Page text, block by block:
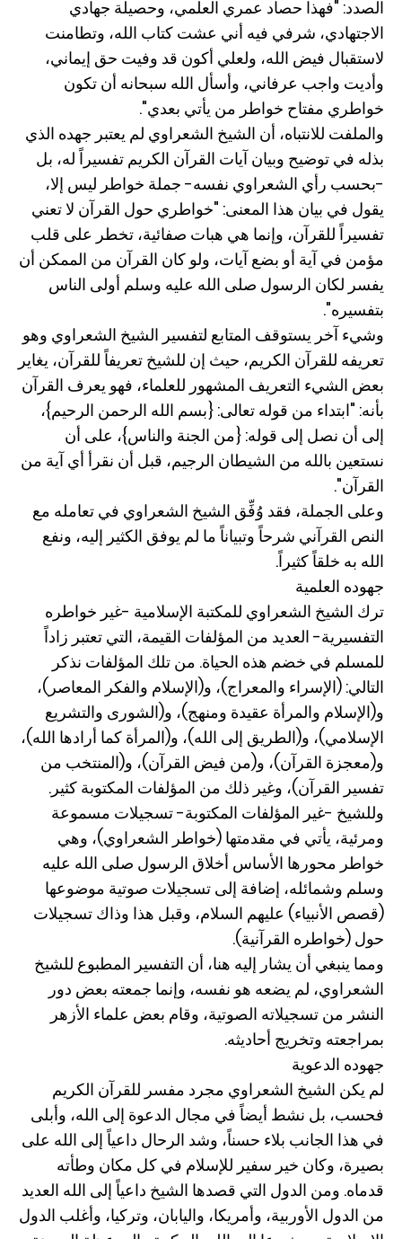
الصدد: "فهذا حصاد عمري العلمي، وحصيلة جهادي
الاجتهادي، شرفي فيه أني عشت كتاب الله، وتطامنت
لاستقبال فيض الله، ولعلي أكون قد وفيت حق إيماني،
وأديت واجب عرفاني، وأسأل الله سبحانه أن تكون
خواطري مفتاح خواطر من يأتي بعدي".
والملفت للانتباه، أن الشيخ الشعراوي لم يعتبر جهده الذي
بذله في توضيح وبيان آيات القرآن الكريم تفسيراً له، بل
-بحسب رأي الشعراوي نفسه- جملة خواطر ليس إلا،
يقول في بيان هذا المعنى: "خواطري حول القرآن لا تعني
تفسيراً للقرآن، وإنما هي هبات صفائية، تخطر على قلب
مؤمن في آية أو بضع آيات، ولو كان القرآن من الممكن أن
يفسر لكان الرسول صلى الله عليه وسلم أولى الناس
بتفسيره".
وشيء آخر يستوقف المتابع لتفسير الشيخ الشعراوي وهو
تعريفه للقرآن الكريم، حيث إن للشيخ تعريفاً للقرآن، يغاير
بعض الشيء التعريف المشهور للعلماء، فهو يعرف القرآن
بأنه: "ابتداء من قوله تعالى: {بسم الله الرحمن الرحيم}،
إلى أن نصل إلى قوله: {من الجنة والناس}، على أن
نستعين بالله من الشيطان الرجيم، قبل أن نقرأ أي آية من
القرآن".
وعلى الجملة، فقد وُفِّق الشيخ الشعراوي في تعامله مع
النص القرآني شرحاً وتبياناً ما لم يوفق الكثير إليه، ونفع
الله به خلقاً كثيراً.
جهوده العلمية
ترك الشيخ الشعراوي للمكتبة الإسلامية -غير خواطره
التفسيرية- العديد من المؤلفات القيمة، التي تعتبر زاداً
للمسلم في خضم هذه الحياة. من تلك المؤلفات نذكر
التالي: (الإسراء والمعراج)، و(الإسلام والفكر المعاصر)،
و(الإسلام والمرأة عقيدة ومنهج)، و(الشورى والتشريع
الإسلامي)، و(الطريق إلى الله)، و(المرأة كما أرادها الله)،
و(معجزة القرآن)، و(من فيض القرآن)، و(المنتخب من
تفسير القرآن)، وغير ذلك من المؤلفات المكتوبة كثير.
وللشيخ -غير المؤلفات المكتوبة- تسجيلات مسموعة
ومرئية، يأتي في مقدمتها (خواطر الشعراوي)، وهي
خواطر محورها الأساس أخلاق الرسول صلى الله عليه
وسلم وشمائله، إضافة إلى تسجيلات صوتية موضوعها
(قصص الأنبياء) عليهم السلام، وقبل هذا وذاك تسجيلات
حول (خواطره القرآنية).
ومما ينبغي أن يشار إليه هنا، أن التفسير المطبوع للشيخ
الشعراوي، لم يضعه هو نفسه، وإنما جمعته بعض دور
النشر من تسجيلاته الصوتية، وقام بعض علماء الأزهر
بمراجعته وتخريج أحاديثه.
جهوده الدعوية
لم يكن الشيخ الشعراوي مجرد مفسر للقرآن الكريم
فحسب، بل نشط أيضاً في مجال الدعوة إلى الله، وأبلى
في هذا الجانب بلاء حسناً، وشد الرحال داعياً إلى الله على
بصيرة، وكان خير سفير للإسلام في كل مكان وطأته
قدماه. ومن الدول التي قصدها الشيخ داعياً إلى الله العديد
من الدول الأوربية، وأمريكا، واليابان، وتركيا، وأغلب الدول